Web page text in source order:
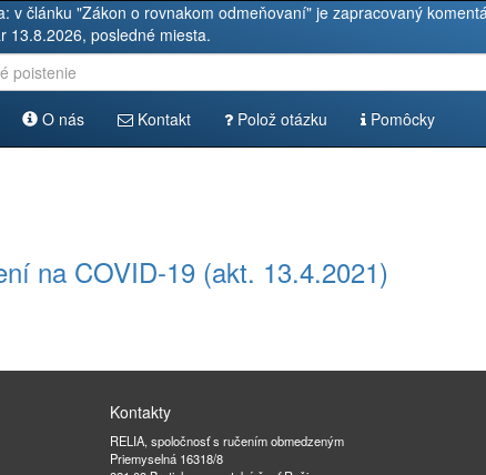
článku "Zákon o rovnakom odmeňovaní" je zapracovaný
13.8.2026, posledné miesta.
O nás Kontakt Polož otázku Pomôcky
na COVID-19 (akt. 13.4.2021)
Kontakty
RELIA, spoločnosť s ručením obmedzeným
Priemyselná 16318/8